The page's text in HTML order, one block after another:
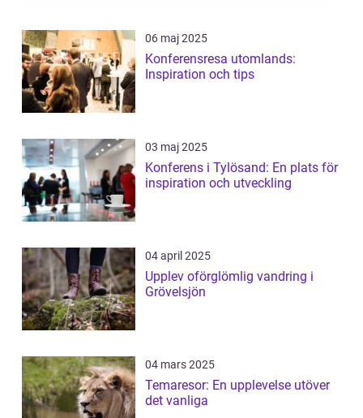
06 maj 2025
Konferensresa utomlands:
Inspiration och tips
03 maj 2025
Konferens i Tylösand: En plats för
inspiration och utveckling
04 april 2025
Upplev oförglömlig vandring i
Grövelsjön
04 mars 2025
Temaresor: En upplevelse utöver
det vanliga